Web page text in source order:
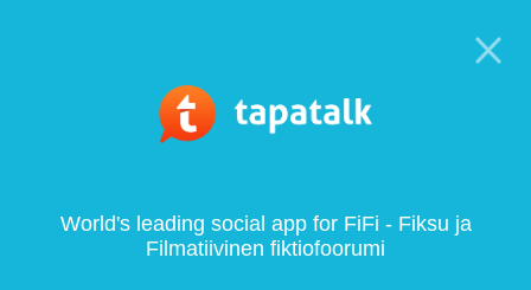
World's leading social app for FiFi - Fiksu ja
Filmatiivinen fiktiofoorumi